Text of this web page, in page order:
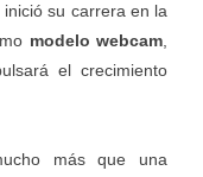
su carrera en la
modelo webcam,
el crecimiento
más que una